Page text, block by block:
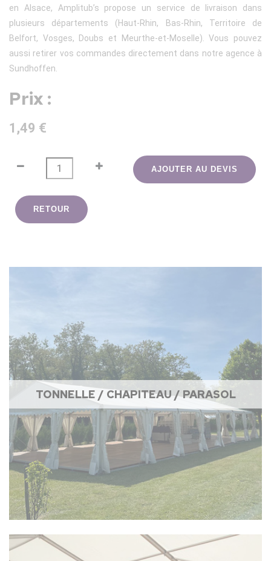
en Alsace, Amplitub’s propose un service de livraison dans
plusieurs départements (Haut-Rhin, Bas-Rhin, Territoire de
Belfort, Vosges, Doubs et Meurthe-et-Moselle). Vous pouvez
aussi retirer vos commandes directement dans notre agence à
Sundhoffen.
Prix :
1,49 €
AJOUTER AU DEVIS
RETOUR
TONNELLE / CHAPITEAU / PARASOL